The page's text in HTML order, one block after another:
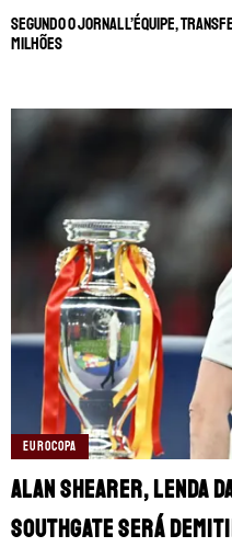
Segundo o jornal L’Équipe,
milhões
EUROCOPA
Alan Shearer, lenda
Southgate será